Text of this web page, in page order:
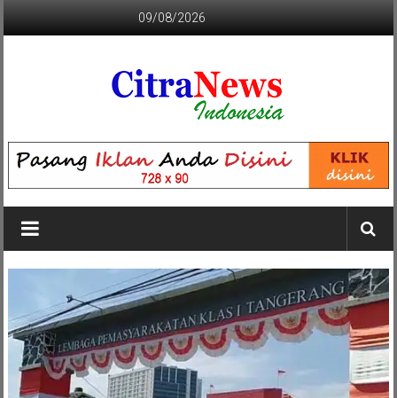
09/08/2026
CITRANEWS
INDONESIA
BERANI
DAN
KRISTIS